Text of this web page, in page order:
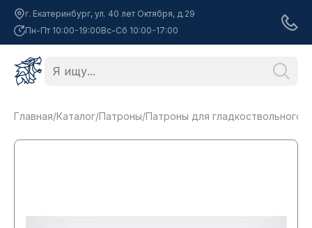
г. Екатеринбург, ул. 40 лет Октября, д.29
Пн-Пт 10:00-19:00Вс-Сб 10:00-17:00
Главная/Каталог/Патроны/Патроны для гладкоствольного